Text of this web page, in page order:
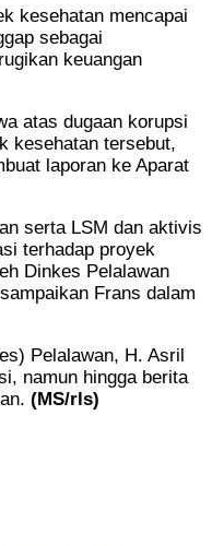
kesehatan mencapai
sebagai
keuangan
atas dugaan korupsi
kesehatan tersebut,
laporan ke Aparat
serta LSM dan aktivis
terhadap proyek
Dinkes Pelalawan
Frans dalam
Pelalawan, H. Asril
namun hingga berita
(MS/rls)